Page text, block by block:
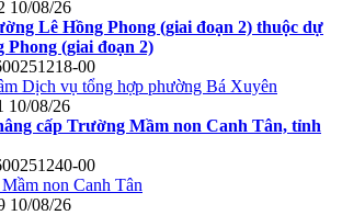
10/08/26
Lê Hồng Phong (giai đoạn 2) thuộc dự
(giai đoạn 2)
00
Dịch vụ tổng hợp phường Bá Xuyên
10/08/26
cấp Trường Mầm non Canh Tân, tỉnh
00
non Canh Tân
10/08/26